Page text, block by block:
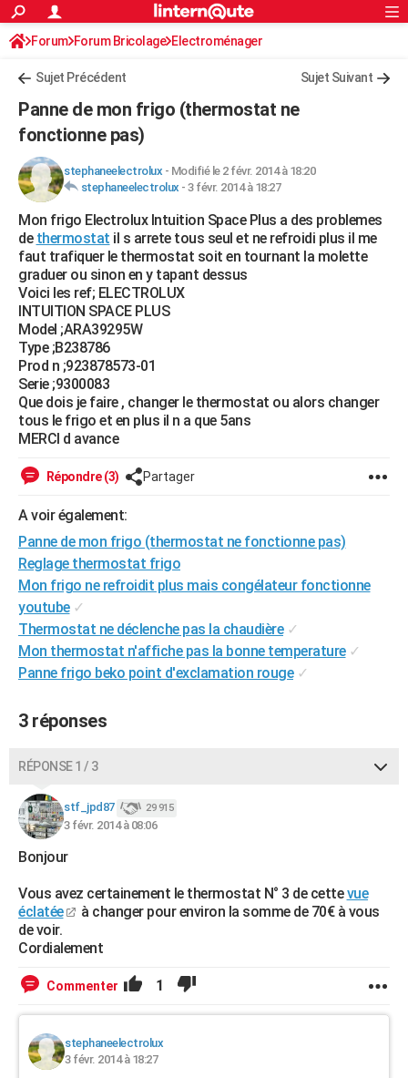
ACTUALITÉS
Politique
Société
Faits Divers
Education
Monde
Villes
+
Programme TV
TNTStreaming
Cinéma
Sorties cinéma
Musique
+FINANCE
Retraite
Impôts
Epargne
Immobilier
Risques naturels par ville
Banque
Assurance
Crédit
AUTO
Essais
Réserver un essai
Citadines
Berlines
SUV
Forum auto
HIGH-TECH
Mobiles
Meilleur smartphone
Internet
Ordinateurs
Jeux vidéo
Guide high-tech
+BRICOLAGE
Forum
Aménagement intérieur
Extérieur
Cuisine
Salle de bains
Jardinage
Rangement
WEEK-END
Guides de France
Escapades
Patrimoine
Expositions
Musées
Week-end nature
+LIFESTYLE
Art de vivre
Bien-être
Loisirs
Mode
Modes de vie
SANTE
Alimentation
Guide de la santé
Maladies
Médicaments
Sommeil
VOYAGE
Destinations
City break
Voyage nature
Voyage de noces
Forum
Climat
+PHOTO
GUIDES D'ACHAT
CARTE DE VOEUX
Carte de Noël
Carte Bonne année
Carte Saint-Valentin
Carte Pâques
Carte d'anniversaire
DICTIONNAIRE
Dictionnaire
Biographies
Citations
Expressions
Proverbes
PROGRAMME TV
COPAINS D'AVANT
S'inscrire
Se connecter
Lycées
Collèges
Primaires
Universités
Entreprises
Service militaire
Avis de recherche
FORUM
Bricolage
Lifestyle
Culture
Sport
Auto
Television
Voyage
Cinema
S'inscrire
Connexion
Forum Forum Bricolage Electroménager
Sujet Précédent Sujet Suivant
Panne de mon frigo (thermostat ne
fonctionne pas)
stephaneelectrolux - Modifié le 2 févr. 2014 à 18:20
stephaneelectrolux - 3 févr. 2014 à 18:27
Mon frigo Electrolux Intuition Space Plus a des problemes
de thermostat il s arrete tous seul et ne refroidi plus il me
faut trafiquer le thermostat soit en tournant la molette
graduer ou sinon en y tapant dessus
Voici les ref; ELECTROLUX
INTUITION SPACE PLUS
Model ;ARA39295W
Type ;B238786
Prod n ;923878573-01
Serie ;9300083
Que dois je faire , changer le thermostat ou alors changer
tous le frigo et en plus il n a que 5ans
MERCI d avance
Répondre (3) Partager
A voir également:
Panne de mon frigo (thermostat ne fonctionne pas)
Reglage thermostat frigo
Mon frigo ne refroidit plus mais congélateur fonctionne
youtube ✓
Thermostat ne déclenche pas la chaudière ✓
Mon thermostat n'affiche pas la bonne temperature ✓
Panne frigo beko point d'exclamation rouge ✓
3 réponses
RÉPONSE 1 / 3
stf_jpd87 29 915
3 févr. 2014 à 08:06
Bonjour
Vous avez certainement le thermostat N° 3 de cettevue
éclatée
à changer pour environ la somme de 70€ à vous
de voir.
Cordialement
Commenter 1
stephaneelectrolux
3 févr. 2014 à 18:27